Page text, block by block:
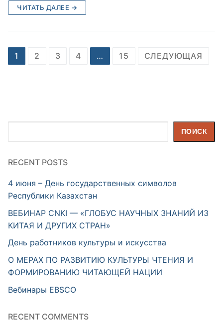
ЧИТАТЬ ДАЛЕЕ →
Пагинация
1 2 3 4 … 15 СЛЕДУЮЩАЯ
ПОИСК
RECENT POSTS
4 июня – День государственных символов
Республики Казахстан
ВЕБИНАР CNKI — «ГЛОБУС НАУЧНЫХ ЗНАНИЙ ИЗ
КИТАЯ И ДРУГИХ СТРАН»
День работников культуры и искусства
О МЕРАХ ПО РАЗВИТИЮ КУЛЬТУРЫ ЧТЕНИЯ И
ФОРМИРОВАНИЮ ЧИТАЮЩЕЙ НАЦИИ
Вебинары EBSCO
RECENT COMMENTS